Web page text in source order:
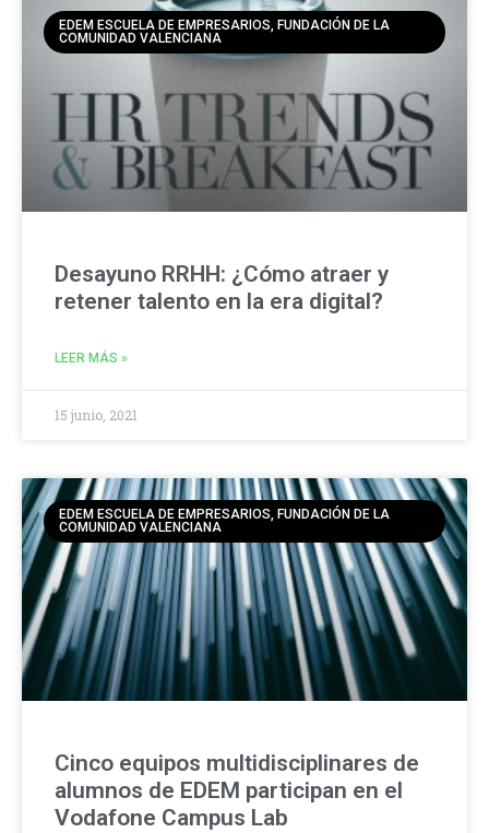
EDEM ESCUELA DE EMPRESARIOS, FUNDACIÓN DE LA
COMUNIDAD VALENCIANA
Desayuno RRHH: ¿Cómo atraer y
retener talento en la era digital?
LEER MÁS »
15 junio, 2021
EDEM ESCUELA DE EMPRESARIOS, FUNDACIÓN DE LA
COMUNIDAD VALENCIANA
Cinco equipos multidisciplinares de
alumnos de EDEM participan en el
Vodafone Campus Lab